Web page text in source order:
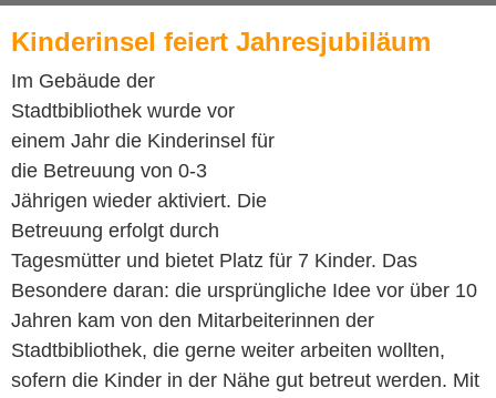
Kinderinsel feiert Jahresjubiläum
Im Gebäude der
Stadtbibliothek wurde vor
einem Jahr die Kinderinsel für
die Betreuung von 0-3
Jährigen wieder aktiviert. Die
Betreuung erfolgt durch
Tagesmütter und bietet Platz für 7 Kinder. Das
Besondere daran: die ursprüngliche Idee vor über 10
Jahren kam von den Mitarbeiterinnen der
Stadtbibliothek, die gerne weiter arbeiten wollten,
sofern die Kinder in der Nähe gut betreut werden. Mit